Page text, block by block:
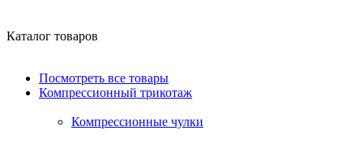
Каталог товаров
Посмотреть все товары
Компрессионный трикотаж
Компрессионные чулки